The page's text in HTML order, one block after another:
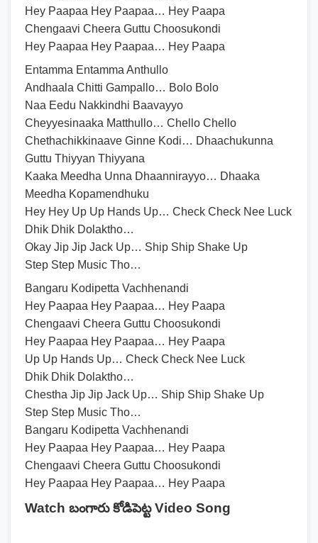
Hey Paapaa Hey Paapaa… Hey Paapa
Chengaavi Cheera Guttu Choosukondi
Hey Paapaa Hey Paapaa… Hey Paapa
Entamma Entamma Anthullo
Andhaala Chitti Gampallo… Bolo Bolo
Naa Eedu Nakkindhi Baavayyo
Cheyyesinaaka Matthullo… Chello Chello
Chethachikkinaave Ginne Kodi… Dhaachukunna
Guttu Thiyyan Thiyyana
Kaaka Meedha Unna Dhaannirayyo… Dhaaka
Meedha Kopamendhuku
Hey Hey Up Up Hands Up… Check Check Nee Luck
Dhik Dhik Dolaktho…
Okay Jip Jip Jack Up… Ship Ship Shake Up
Step Step Music Tho…
Bangaru Kodipetta Vachhenandi
Hey Paapaa Hey Paapaa… Hey Paapa
Chengaavi Cheera Guttu Choosukondi
Hey Paapaa Hey Paapaa… Hey Paapa
Up Up Hands Up… Check Check Nee Luck
Dhik Dhik Dolaktho…
Chestha Jip Jip Jack Up… Ship Ship Shake Up
Step Step Music Tho…
Bangaru Kodipetta Vachhenandi
Hey Paapaa Hey Paapaa… Hey Paapa
Chengaavi Cheera Guttu Choosukondi
Hey Paapaa Hey Paapaa… Hey Paapa
Watch బంగారు కోడిపెట్ట Video Song